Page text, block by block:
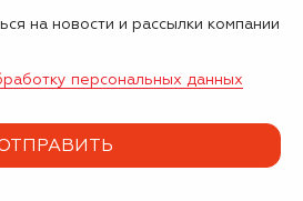
на новости и рассылки компании
персональных данных